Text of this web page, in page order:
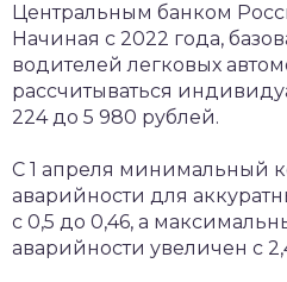
Центральным банком
Начиная с 2022 года,
водителей легковых
рассчитываться
224 до 5 980 рублей.
С 1 апреля минимальный
аварийности для
с 0,5 до 0,46, а
аварийности увеличен с